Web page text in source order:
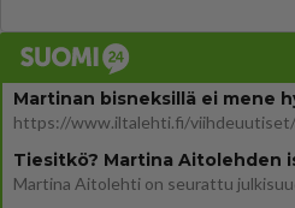
Martinan bisneksillä ei mene